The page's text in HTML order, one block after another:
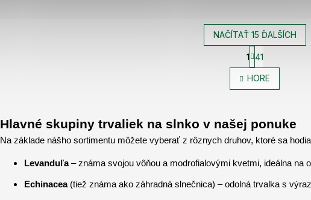
O
v
l
a
c
p
v
NAČÍTAŤ 15 ĎALŠÍCH
S
t
r
o
v
a
i
1 41
HORE
Hlavné skupiny trvaliek na slnko v našej ponuke
Na základe nášho sortimentu môžete vyberať z rôznych druhov, ktoré sa
Levanduľa – známa svojou vôňou a modrofialovými kvetmi, ideálna na
Echinacea (tiež známa ako záhradná slnečnica) – odolná trvalka s